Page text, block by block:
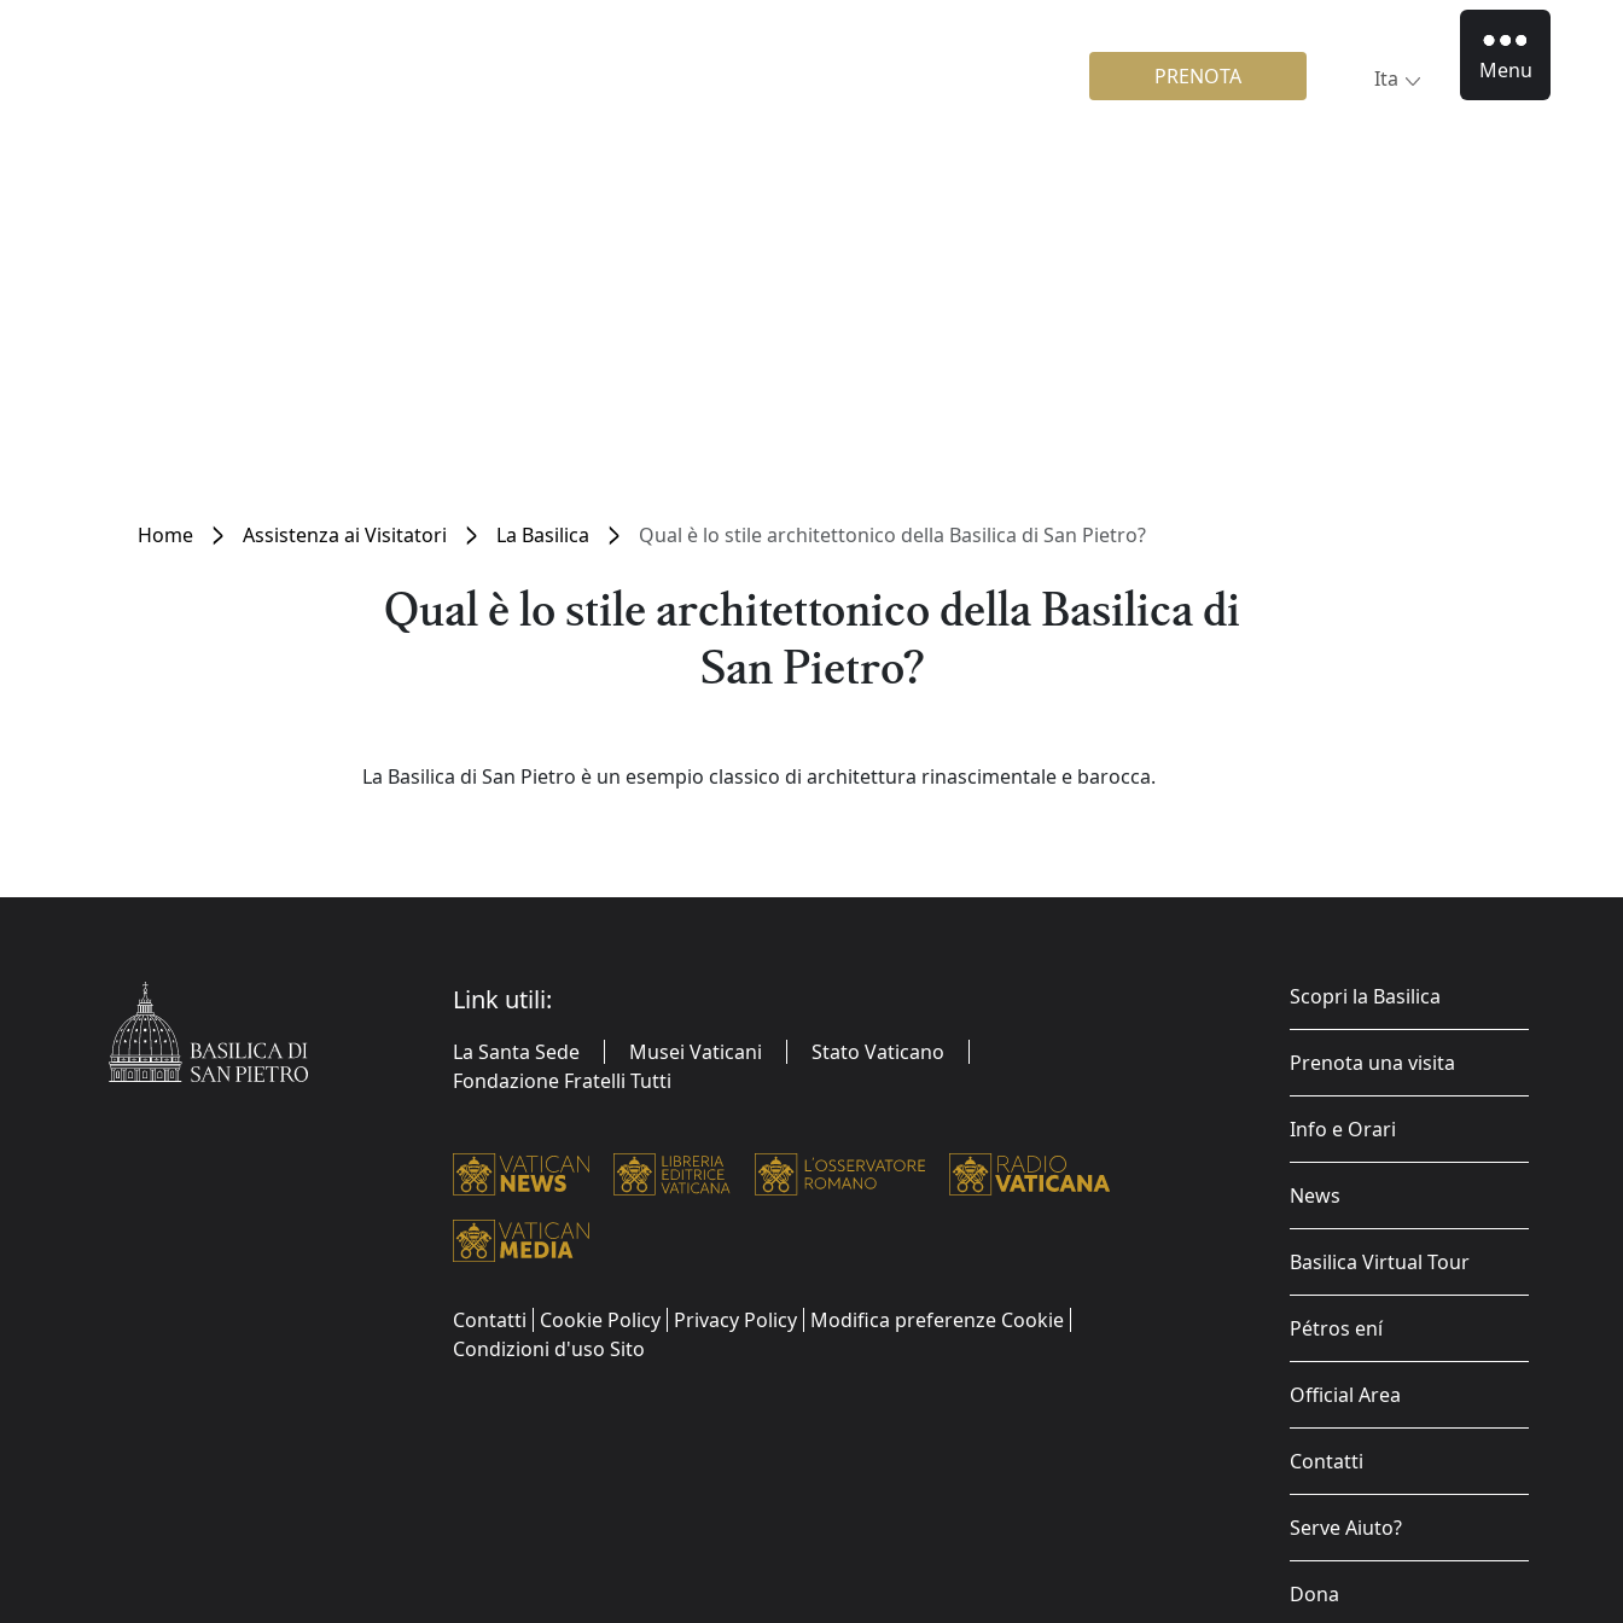
PRENOTA Ita Menu
Home Assistenza ai Visitatori La Basilica Qual è lo stile architettonico della Basilica di San Pietro?
Qual è lo stile architettonico della Basilica di
San Pietro?
La Basilica di San Pietro è un esempio classico di architettura rinascimentale e barocca.
Link utili:
La Santa Sede Musei Vaticani
Stato Vaticano
Fondazione Fratelli Tutti
Contatti Cookie Policy Privacy Policy Modifica preferenze Cookie
Condizioni d'uso Sito
Scopri la Basilica
Prenota una visita
Info e Orari
News
Basilica Virtual Tour
Pétros ení
Official Area
Contatti
Serve Aiuto?
Dona